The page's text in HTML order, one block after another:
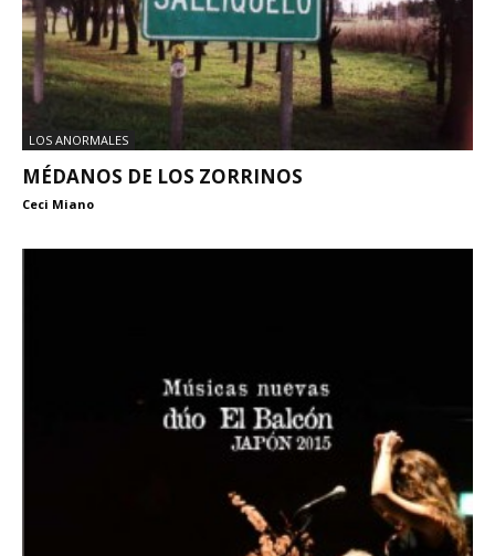
LOS ANORMALES
MÉDANOS DE LOS ZORRINOS
Ceci Miano